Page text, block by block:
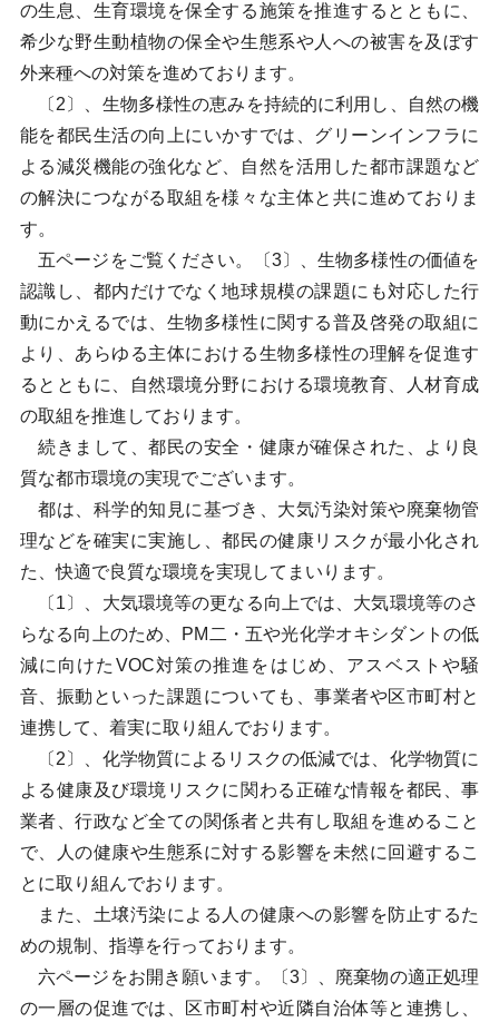
の生息、生育環境を保全する施策を推進するとともに、
希少な野生動植物の保全や生態系や人への被害を及ぼす
外来種への対策を進めております。
〔2〕、生物多様性の恵みを持続的に利用し、自然の機
能を都民生活の向上にいかすでは、グリーンインフラに
よる減災機能の強化など、自然を活用した都市課題など
の解決につながる取組を様々な主体と共に進めておりま
す。
五ページをご覧ください。〔3〕、生物多様性の価値を
認識し、都内だけでなく地球規模の課題にも対応した行
動にかえるでは、生物多様性に関する普及啓発の取組に
より、あらゆる主体における生物多様性の理解を促進す
るとともに、自然環境分野における環境教育、人材育成
の取組を推進しております。
続きまして、都民の安全・健康が確保された、より良
質な都市環境の実現でございます。
都は、科学的知見に基づき、大気汚染対策や廃棄物管
理などを確実に実施し、都民の健康リスクが最小化され
た、快適で良質な環境を実現してまいります。
〔1〕、大気環境等の更なる向上では、大気環境等のさ
らなる向上のため、PM二・五や光化学オキシダントの低
減に向けたVOC対策の推進をはじめ、アスベストや騒
音、振動といった課題についても、事業者や区市町村と
連携して、着実に取り組んでおります。
〔2〕、化学物質によるリスクの低減では、化学物質に
よる健康及び環境リスクに関わる正確な情報を都民、事
業者、行政など全ての関係者と共有し取組を進めること
で、人の健康や生態系に対する影響を未然に回避するこ
とに取り組んでおります。
また、土壌汚染による人の健康への影響を防止するた
めの規制、指導を行っております。
六ページをお開き願います。〔3〕、廃棄物の適正処理
の一層の促進では、区市町村や近隣自治体等と連携し、